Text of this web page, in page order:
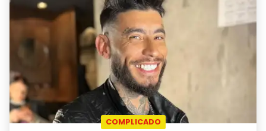
COMPLICADO